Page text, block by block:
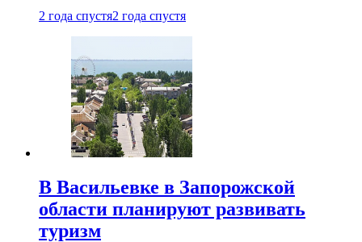
2 года спустя2 года спустя
В Васильевке в Запорожской
области планируют развивать
туризм